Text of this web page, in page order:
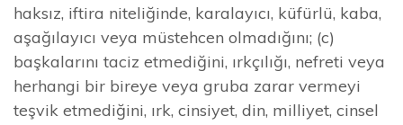
haksız, iftira niteliğinde, karalayıcı, küfürlü, kaba,
aşağılayıcı veya müstehcen olmadığını; (c)
başkalarını taciz etmediğini, ırkçılığı, nefreti veya
herhangi bir bireye veya gruba zarar vermeyi
teşvik etmediğini, ırk, cinsiyet, din, milliyet, cinsel